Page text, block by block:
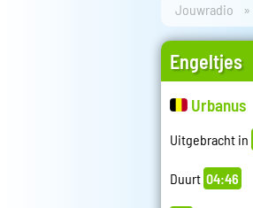
Jouwradio
Engeltjes
Urbanus
Uitgebracht in
Duurt 04:46